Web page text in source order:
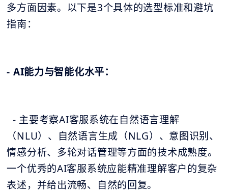
多方面因素。以下是3个具体的选型标准和避坑
指南：
- AI能力与智能化水平：
- 主要考察AI客服系统在自然语言理解
（NLU）、自然语言生成（NLG）、意图识别、
情感分析、多轮对话管理等方面的技术成熟度。
一个优秀的AI客服系统应能精准理解客户的复杂
表述，并给出流畅、自然的回复。